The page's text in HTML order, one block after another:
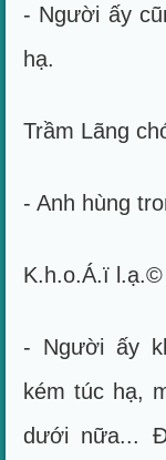
- Người ấy
hạ.
Trầm Lãng
- Anh hùng
K.h.o.Á.ï
- Người ấy
kém túc hạ,
dưới nữa...